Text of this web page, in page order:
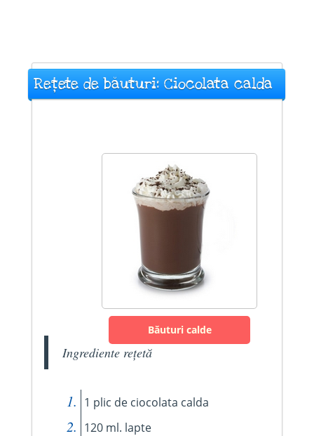
Rețete de băuturi: Ciocolata calda
Băuturi calde
Ingrediente rețetă
1 plic de ciocolata calda
120 ml. lapte